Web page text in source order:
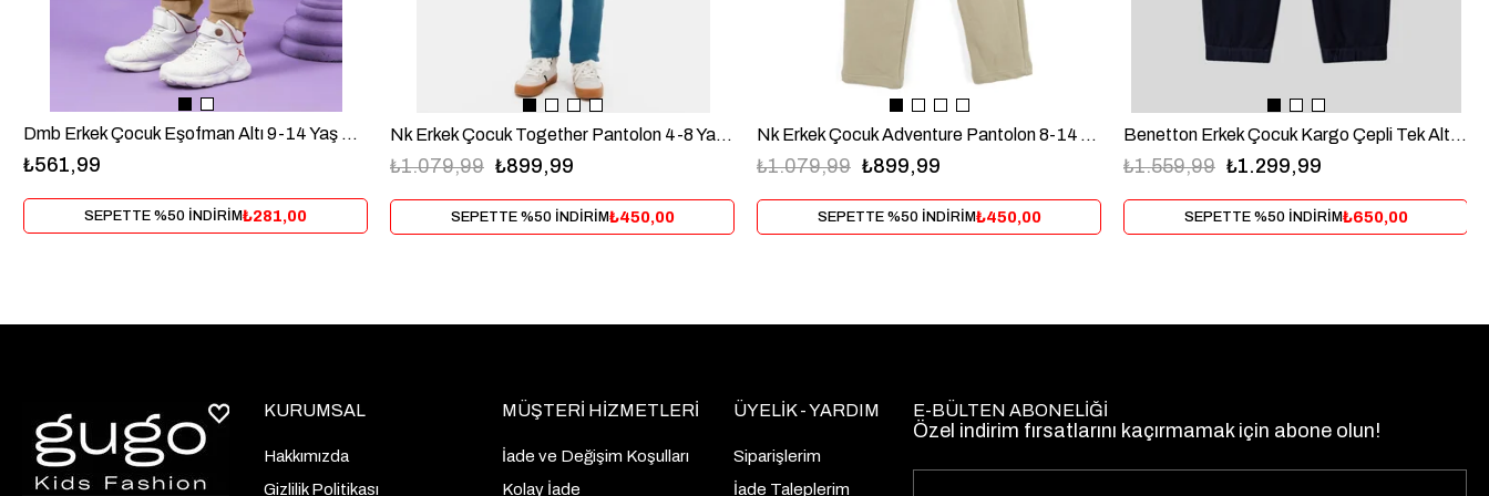
Dmb Erkek Çocuk Eşofman Altı 9-14 Yaş Kahve
₺561,99
SEPETTE %50 İNDİRİM₺281,00
Nk Erkek Çocuk Together Pantolon 4-8 Yaş Mavi
₺899,99
₺1.079,99
SEPETTE %50 İNDİRİM₺450,00
Nk Erkek Çocuk Adventure Pantolon 8-14 Yaş Yeşil
₺899,99
₺1.079,99
SEPETTE %50 İNDİRİM₺450,00
Benetton Erkek Çocuk Kargo Çepli Tek Alt 1-6 Yaş Lacivert
₺1.299,99
₺1.559,99
SEPETTE %50 İNDİRİM₺650,00
KURUMSAL
Hakkımızda
Gizlilik Politikası
MÜŞTERİ HİZMETLERİ
İade ve Değişim Koşulları
Kolay İade
ÜYELİK - YARDIM
Siparişlerim
İade Taleplerim
E-BÜLTEN ABONELİĞİ
Özel indirim fırsatlarını kaçırmamak için abone olun!